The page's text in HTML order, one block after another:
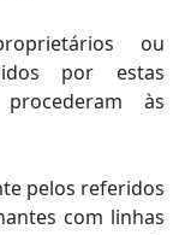
ou
por estas
às
pelos referidos
com linhas